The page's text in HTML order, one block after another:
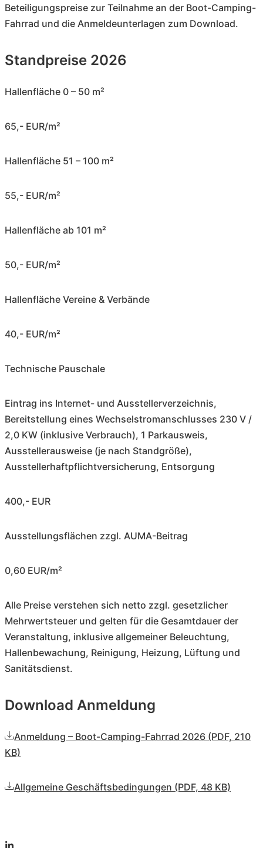
Beteiligungspreise zur Teilnahme an der Boot-Camping-
Fahrrad und die Anmeldeunterlagen zum Download.
Standpreise 2026
Hallenfläche 0 – 50 m²
65,- EUR/m²
Hallenfläche 51 – 100 m²
55,- EUR/m²
Hallenfläche ab 101 m²
50,- EUR/m²
Hallenfläche Vereine & Verbände
40,- EUR/m²
Technische Pauschale
Eintrag ins Internet- und Ausstellerverzeichnis,
Bereitstellung eines Wechselstromanschlusses 230 V /
2,0 KW (inklusive Verbrauch), 1 Parkausweis,
Ausstellerausweise (je nach Standgröße),
Ausstellerhaftpflichtversicherung, Entsorgung
400,- EUR
Ausstellungsflächen zzgl. AUMA-Beitrag
0,60 EUR/m²
Alle Preise verstehen sich netto zzgl. gesetzlicher
Mehrwertsteuer und gelten für die Gesamtdauer der
Veranstaltung, inklusive allgemeiner Beleuchtung,
Hallenbewachung, Reinigung, Heizung, Lüftung und
Sanitätsdienst.
Download Anmeldung
Anmeldung – Boot-Camping-Fahrrad 2026 (PDF, 210
KB)
Allgemeine Geschäftsbedingungen (PDF, 48 KB)